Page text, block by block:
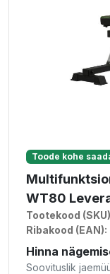
Toode kohe
WT80
Tootekood
Ribakood (EAN):
Hinna
Soovituslik